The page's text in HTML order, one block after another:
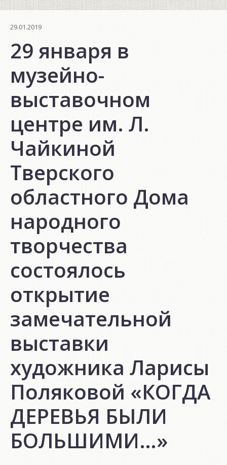
29.01.2019
29 января в
музейно-
выставочном
центре им. Л.
Чайкиной
Тверского
областного Дома
народного
творчества
состоялось
открытие
замечательной
выставки
художника Ларисы
Поляковой «КОГДА
ДЕРЕВЬЯ БЫЛИ
БОЛЬШИМИ…»